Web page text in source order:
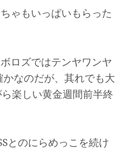
ゃもいっぱいもらった
ロズではテンヤワンヤ
なのだが、其れでも大
楽しい黄金週間前半終
とのにらめっこを続け